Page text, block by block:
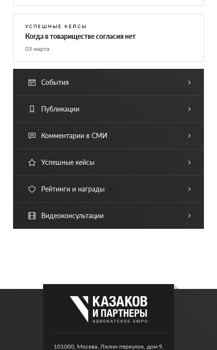
УСПЕШНЫЕ КЕЙСЫ
Когда в товариществе согласия нет
03 марта
События
Публикации
Комментарии в СМИ
Успешные кейсы
Рейтинги и награды
Видеоконсультации
101000, Москва, Лялин переулок, дом 9,